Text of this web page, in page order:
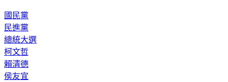
國民黨
民進黨
總統大選
柯文哲
賴清德
侯友宜